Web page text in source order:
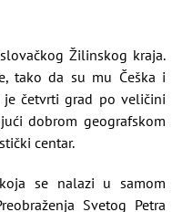
Žilinskog kraja.
tako da su mu Češka i
četvrti grad po veličini
dobrom geografskom
centar.
se nalazi u samom
Svetog Petra